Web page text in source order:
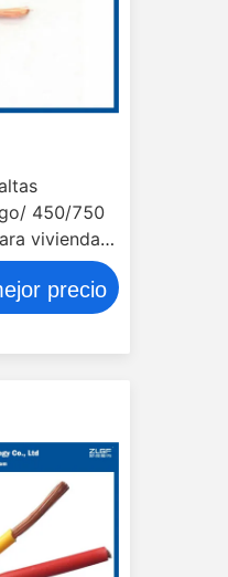
450/750
viviendas
precio